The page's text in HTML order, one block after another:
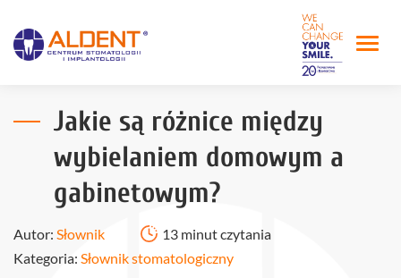
Jakie są różnice między
wybielaniem domowym a
gabinetowym?
Autor: Słownik
13 minut czytania
Kategoria: Słownik stomatologiczny